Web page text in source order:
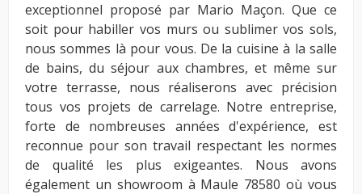
exceptionnel proposé par Mario Maçon. Que ce
soit pour habiller vos murs ou sublimer vos sols,
nous sommes là pour vous. De la cuisine à la salle
de bains, du séjour aux chambres, et même sur
votre terrasse, nous réaliserons avec précision
tous vos projets de carrelage. Notre entreprise,
forte de nombreuses années d'expérience, est
reconnue pour son travail respectant les normes
de qualité les plus exigeantes. Nous avons
également un showroom à Maule 78580 où vous